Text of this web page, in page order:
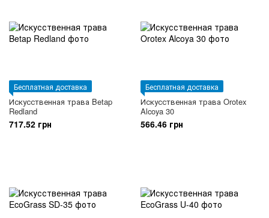
Бесплатная доставка
Искусственная трава Betap
Redland
717.52 грн
Бесплатная доставка
Искусственная трава Orotex
Alcoya 30
566.46 грн